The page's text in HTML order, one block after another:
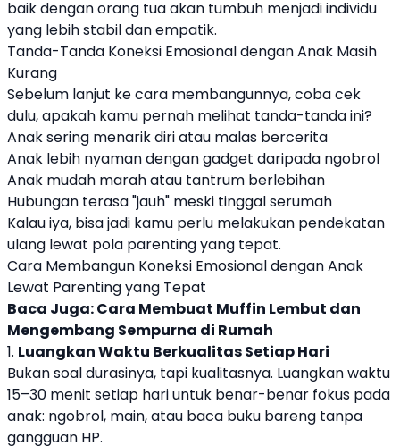
baik dengan orang tua akan tumbuh menjadi individu
yang lebih stabil dan empatik.
Tanda-Tanda Koneksi Emosional dengan Anak Masih
Kurang
Sebelum lanjut ke cara membangunnya, coba cek
dulu, apakah kamu pernah melihat tanda-tanda ini?
Anak sering menarik diri atau malas bercerita
Anak lebih nyaman dengan gadget daripada ngobrol
Anak mudah marah atau tantrum berlebihan
Hubungan terasa "jauh" meski tinggal serumah
Kalau iya, bisa jadi kamu perlu melakukan pendekatan
ulang lewat pola parentingyang tepat.
Cara Membangun Koneksi Emosional dengan Anak
Lewat Parenting yang Tepat
Baca Juga:Cara Membuat Muffin Lembut dan
Mengembang Sempurna di Rumah
1. Luangkan Waktu Berkualitas Setiap Hari
Bukan soal durasinya, tapi kualitasnya. Luangkan waktu
15–30 menit setiap hari untuk benar-benar fokus pada
anak: ngobrol, main, atau baca buku bareng tanpa
gangguan HP.